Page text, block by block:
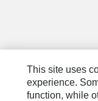
This site uses
experience.
function, while